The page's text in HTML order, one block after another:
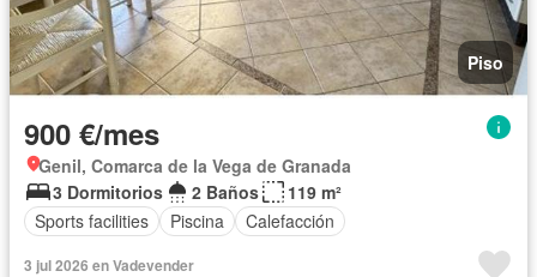
Piso
900 €/mes
Genil, Comarca de la Vega de Granada
3 Dormitorios
2 Baños
119 m²
Sports facilities
Piscina Calefacción
3 jul 2026 en Vadevender